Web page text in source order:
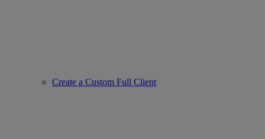
Create a Custom Full Client